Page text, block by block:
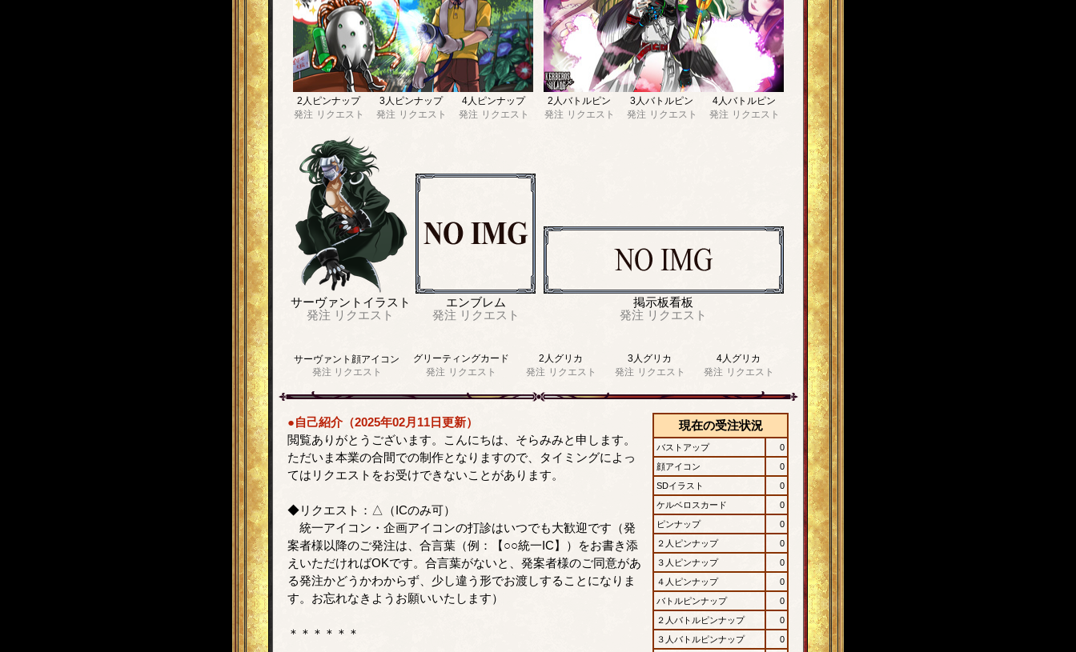
2人ピンナップ
発注 リクエスト
3人ピンナップ
発注 リクエスト
4人ピンナップ
発注 リクエスト
2人バトルピン
発注 リクエスト
3人バトルピン
発注 リクエスト
4人バトルピン
発注 リクエスト
サーヴァントイラスト
発注 リクエスト
エンブレム
発注 リクエスト
掲示板看板
発注 リクエスト
サーヴァント顔アイコン
発注 リクエスト
グリーティングカード
発注 リクエスト
2人グリカ
発注 リクエスト
3人グリカ
発注 リクエスト
4人グリカ
発注 リクエスト
現在の受注状況
バストアップ
0
顔アイコン
0
SDイラスト
0
ケルベロスカード
0
ピンナップ
0
２人ピンナップ
0
３人ピンナップ
0
４人ピンナップ
0
バトルピンナップ
0
２人バトルピンナップ
0
３人バトルピンナップ
0
●自己紹介（2025年02月11日更新）
閲覧ありがとうございます。こんにちは、そらみみと申します。
ただいま本業の合間での制作となりますので、タイミングによっ
てはリクエストをお受けできないことがあります。
◆リクエスト：△（ICのみ可）
統一アイコン・企画アイコンの打診はいつでも大歓迎です（発
案者様以降のご発注は、合言葉（例：【○○統一IC】）をお書き添
えいただければOKです。合言葉がないと、発案者様のご同意があ
る発注かどうかわからず、少し違う形でお渡しすることになりま
す。お忘れなきようお願いいたします）
＊＊＊＊＊＊